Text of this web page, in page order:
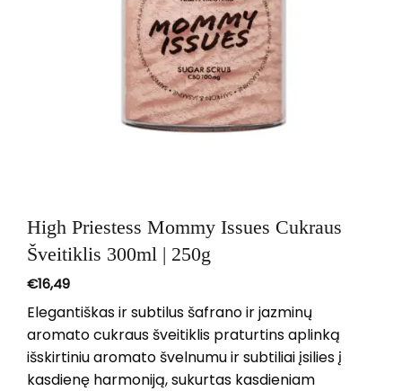
High Priestess Mommy Issues Cukraus
Šveitiklis 300ml | 250g
€16,49
Elegantiškas ir subtilus šafrano ir jazminų
aromato cukraus šveitiklis praturtins aplinką
išskirtiniu aromato švelnumu ir subtiliai įsilies į
kasdienę harmoniją, sukurtas kasdieniam